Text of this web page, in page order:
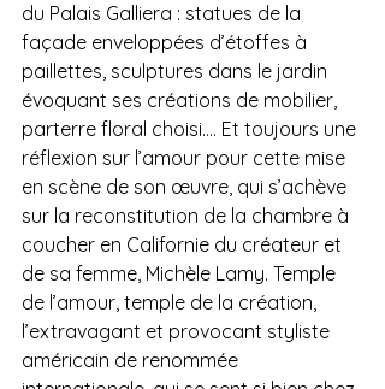
du Palais Galliera : statues de la
façade enveloppées d’étoffes à
paillettes, sculptures dans le jardin
évoquant ses créations de mobilier,
parterre floral choisi…. Et toujours une
réflexion sur l’amour pour cette mise
en scène de son œuvre, qui s’achève
sur la reconstitution de la chambre à
coucher en Californie du créateur et
de sa femme, Michèle Lamy. Temple
de l’amour, temple de la création,
l’extravagant et provocant styliste
américain de renommée